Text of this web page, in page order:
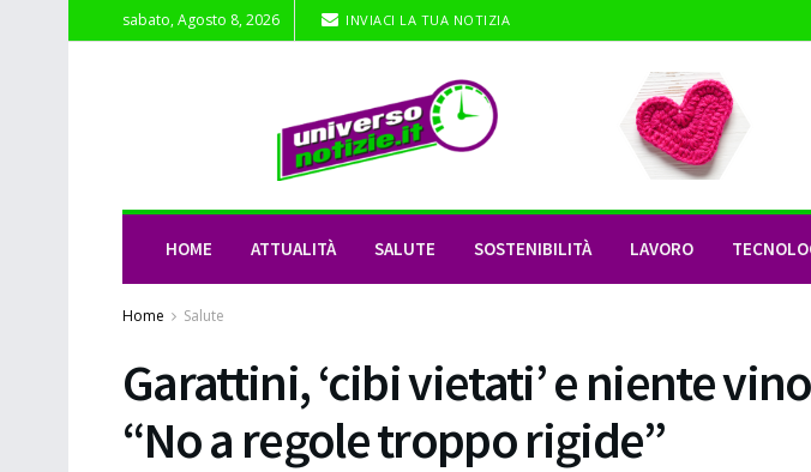
sabato, Agosto 8, 2026 INVIACI LA TUA NOTIZIA
HOME ATTUALITÀ SALUTE SOSTENIBILITÀ LAVORO
Home Salute
Garattini, ‘cibi vietati’ e niente
“No a regole troppo rigide”